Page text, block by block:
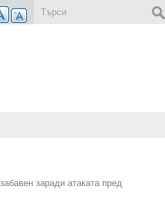
заради атаката пред